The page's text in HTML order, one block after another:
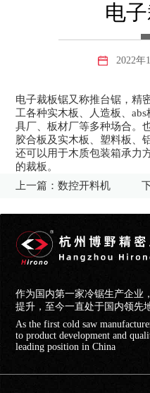
电
2022年
电子裁板锯又称推台锯，精
工各种实木板、人造板、
具厂、板材厂等多种场合。
胶合板及实木板、塑料板、
还可以用于木质包装箱承力
的裁板。
上一篇：数控开料机
作为国内第一家冷锯生产企业
提升，至今一直处于国内领先
As the first cold saw
to product development and
leading position in China